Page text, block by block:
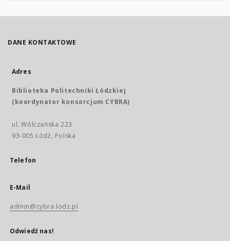
DANE KONTAKTOWE
Adres
Biblioteka Politechniki Łódzkiej
(koordynator konsorcjum CYBRA)
ul. Wólczańska 223
93-005 Łódź, Polska
Telefon
E-Mail
admin@cybra.lodz.pl
Odwiedź nas!